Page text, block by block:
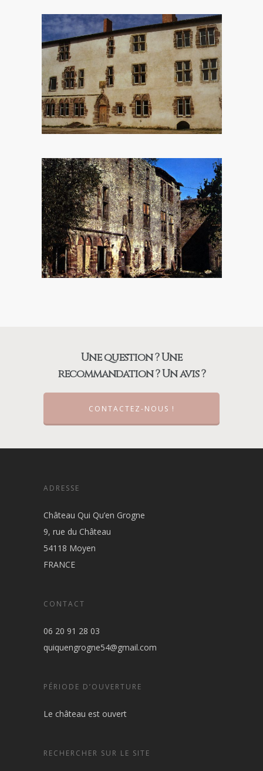
Une question ? Une
recommandation ? Un avis ?
CONTACTEZ-NOUS !
ADRESSE
Château Qui Qu’en Grogne
9, rue du Château
54118 Moyen
FRANCE
CONTACT
06 20 91 28 03
quiquengrogne54@gmail.com
PÉRIODE D’OUVERTURE
Le château est ouvert
RECHERCHER SUR LE SITE